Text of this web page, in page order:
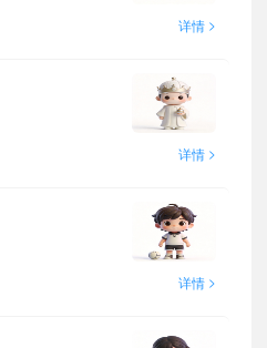
详情 >
详情 >
详情 >